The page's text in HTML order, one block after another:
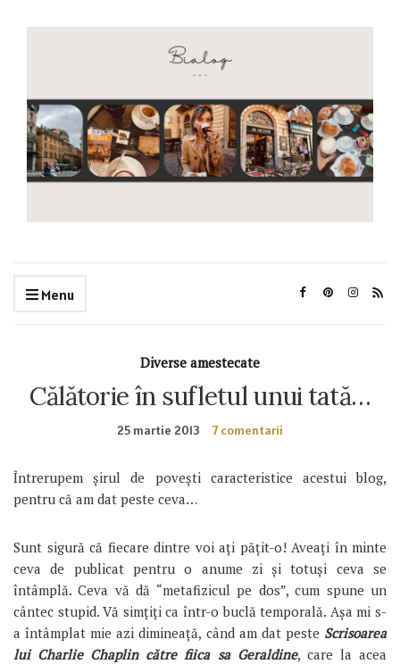
Menu
Diverse amestecate
Călătorie în sufletul unui tată…
25 martie 2013 7 comentarii
Întrerupem șirul de povești caracteristice acestui blog,
pentru că am dat peste ceva…
Sunt sigură că fiecare dintre voi ați pățit-o! Aveați în minte
ceva de publicat pentru o anume zi și totuși ceva se
întâmplă. Ceva vă dă “metafizicul pe dos”, cum spune un
cântec stupid. Vă simțiți ca într-o buclă temporală. Așa mi s-
a întâmplat mie azi dimineață, când am dat peste Scrisoarea
lui Charlie Chaplin către fiica sa Geraldine, care la acea